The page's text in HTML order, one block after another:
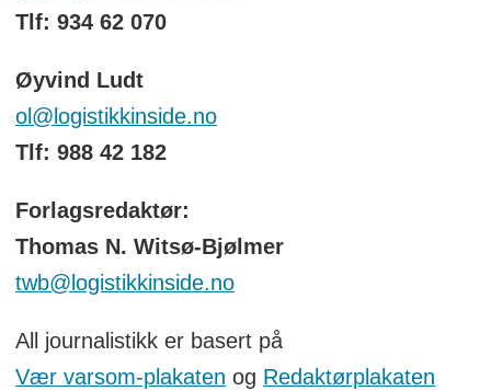
Tlf: 934 62 070
Øyvind Ludt
ol@logistikkinside.no
Tlf: 988 42 182
Forlagsredaktør:
Thomas N. Witsø-Bjølmer
twb@logistikkinside.no
All journalistikk er basert på
Vær varsom-plakaten og Redaktørplakaten